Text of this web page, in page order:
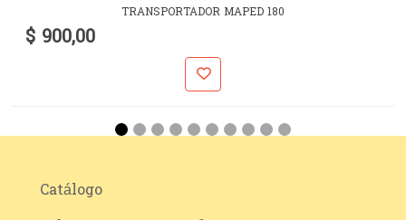
TRANSPORTADOR MAPED 180
$ 900,00
Catálogo